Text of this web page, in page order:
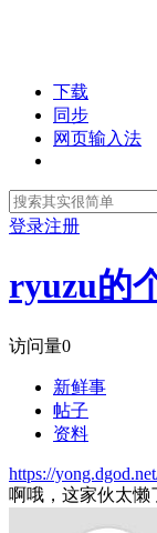
下载
同步
网页输入法
登录注册
ryuzu的
访问量0
新鲜事
帖子
资料
https://
啊哦，这家伙太懒